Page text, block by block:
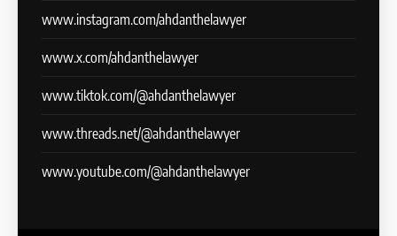
www.instagram.com/ahdanthelawyer
www.x.com/ahdanthelawyer
www.tiktok.com/@ahdanthelawyer
www.threads.net/@ahdanthelawyer
www.youtube.com/@ahdanthelawyer